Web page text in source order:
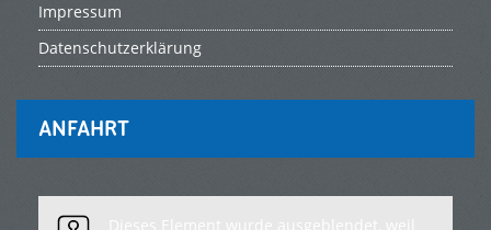
Impressum
Datenschutzerklärung
ANFAHRT